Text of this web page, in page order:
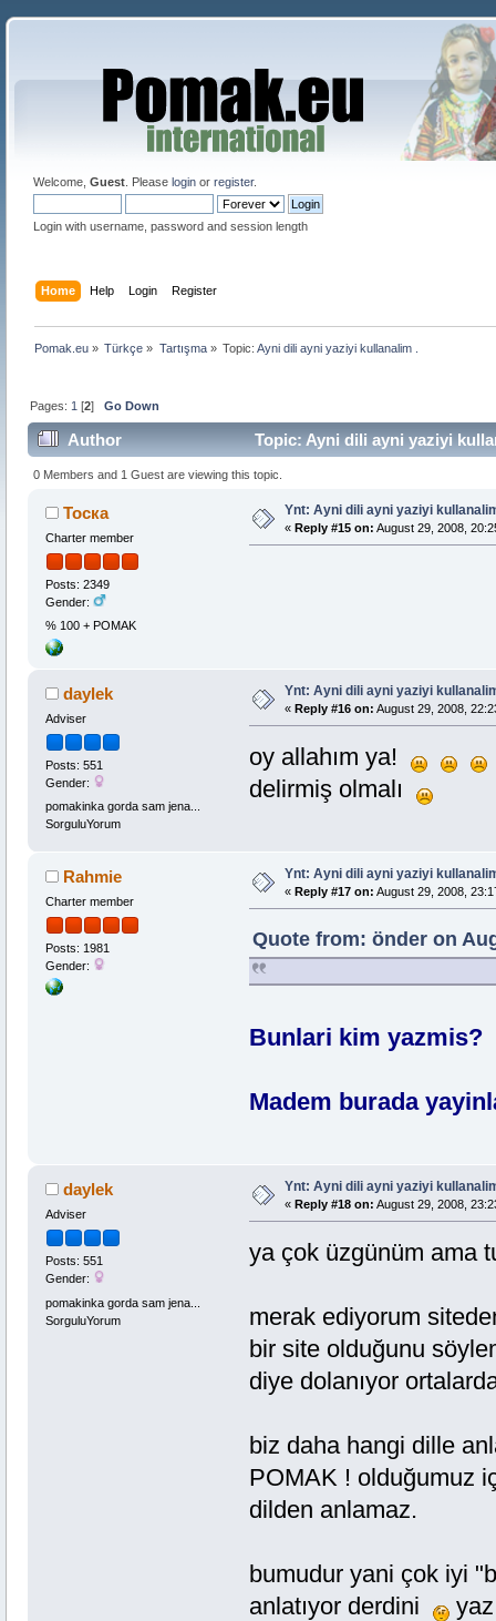
Welcome, Guest. Please loginor register.
Login with username, password and session length
Home Help Login Register
Pomak.eu » Türkçe » Tartışma» Topic:Ayni dili ayni yaziyi kullanalim .
Pages: 1 [2]Go Down
Author Topic: Ayni dili ayni yaziyi
0 Members and 1 Guest are viewing this topic.
Тоска
Charter member
Posts: 2349
Gender:
% 100 + POMAK
Ynt: Ayni dili ayni yaziyi
« Reply #15 on: August 29, 2008,
daylek
Adviser
Posts: 551
Gender:
pomakinka gorda sam jena...
SorguluYorum
Ynt: Ayni dili ayni yaziyi
« Reply #16 on: August 29, 2008,
oy allahım ya!
delirmiş olmalı
Rahmie
Charter member
Posts: 1981
Gender:
Ynt: Ayni dili ayni yaziyi
« Reply #17 on: August 29, 2008,
Quote from: önder on
Bunlari kim yazmis?
Madem burada
daylek
Adviser
Posts: 551
Gender:
pomakinka gorda sam jena...
SorguluYorum
Ynt: Ayni dili ayni yaziyi
« Reply #18 on: August 29, 2008,
ya çok üzgünüm ama
merak ediyorum
bir site olduğunu
diye dolanıyor
biz daha hangi dille
POMAK ! olduğumuz
dilden anlamaz.
bumudur yani çok iyi
anlatıyor derdini